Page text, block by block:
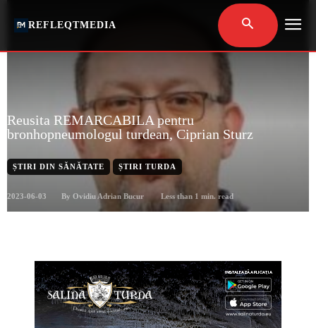
REFLEQTMEDIA
Reusita REMARCABILA pentru
bronhopneumologul turdean, Ciprian Sturz
ȘTIRI DIN SĂNĂTATE ȘTIRI TURDA
2023-06-03 By Ovidiu Adrian Bucur Less than 1 min. read